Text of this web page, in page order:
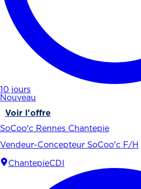
10 jours
Nouveau
Voir l'offre
SoCoo'c Rennes Chantepie
Vendeur-Concepteur SoCoo'c F/H
ChantepieCDI